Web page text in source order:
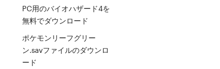
PC用のバイオハザード4を
無料でダウンロード
ポケモンリーフグリー
ン.savファイルのダウンロ
ード